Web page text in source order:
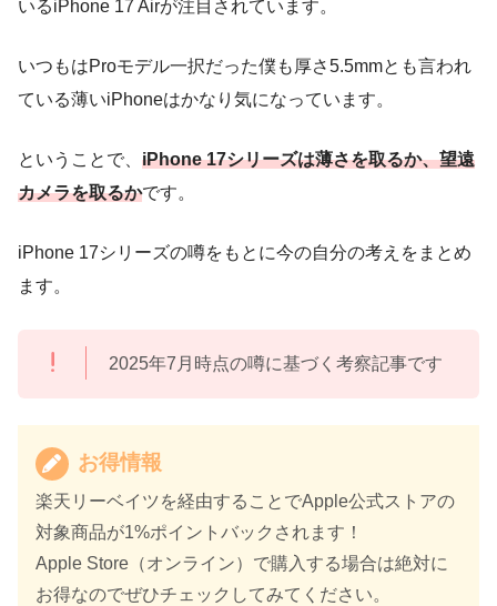
いるiPhone 17 Airが注目されています。
いつもはProモデル一択だった僕も厚さ5.5mmとも言われ
ている薄いiPhoneはかなり気になっています。
ということで、 iPhone 17シリーズは薄さを取るか、望遠
カメラを取るかです。
iPhone 17シリーズの噂をもとに今の自分の考えをまとめ
ます。
2025年7月時点の噂に基づく考察記事です
お得情報
楽天リーベイツを経由することでApple公式ストアの
対象商品が1%ポイントバックされます！
Apple Store（オンライン）で購入する場合は絶対に
お得なのでぜひチェックしてみてください。